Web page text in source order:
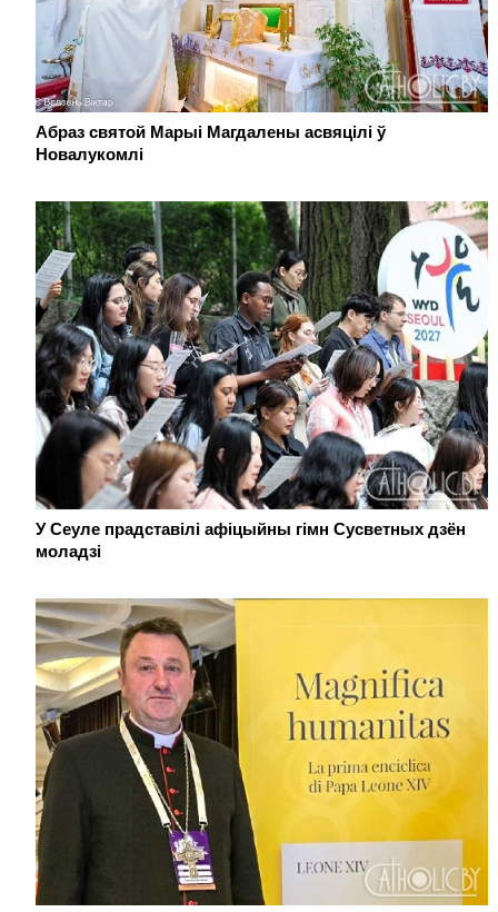
Абраз святой Марыі Магдалены асвяцілі ў
Новалукомлі
У Сеуле прадставілі афіцыйны гімн Сусветных дзён
моладзі